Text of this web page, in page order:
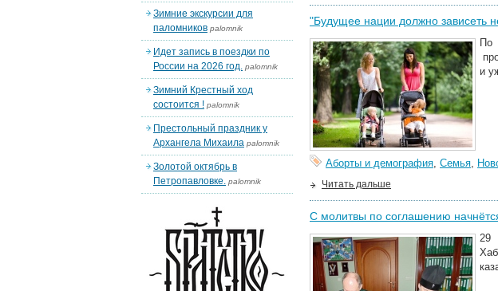
"Будущее нации должно зависеть
По
и
Аборты и демография, Семья,
Читать дальше
С молитвы по соглашению
29
Зимние экскурсии для
паломников palomnik
Идет запись в поездки по
России на 2026 год. palomnik
Зимний Крестный ход
состоится ! palomnik
Престольный праздник у
Архангела Михаила palomnik
Золотой октябрь в
Петропавловке. palomnik